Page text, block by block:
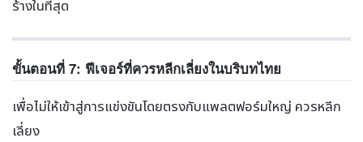
ร้างในที่สุด
ขั้นตอนที่ 7: ฟีเจอร์ที่ควรหลีกเลี่ยงในบริบทไทย
เพื่อไม่ให้เข้าสู่การแข่งขันโดยตรงกับแพลตฟอร์มใหญ่ ควรหลีก
เลี่ยง